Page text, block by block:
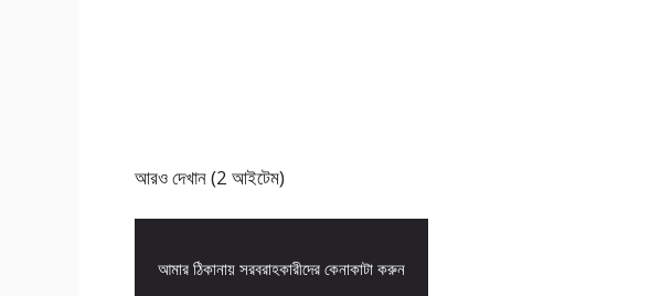
আরও দেখান (2 আইটেম)
আমার ঠিকানায় সরবরাহকারীদের কেনাকাটা করুন